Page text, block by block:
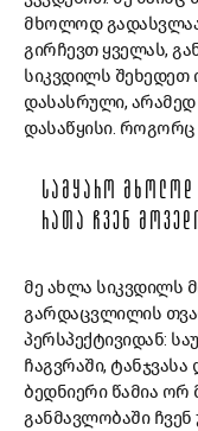
მხოლოდ
გირჩევთ ყველას,
სიკვდილს შეხედეთ
დასასრული,
დასაწყისი.
ᲡᲐᲛᲧᲐᲠᲝ ᲛᲮᲝᲚᲝᲓ
ᲠᲐᲗᲐ ᲩᲕᲔᲜ
მე ახლა სიკვდილს
გარდაცვლილის
პერსპექტივიდან:
ჩაგვრაში,
ბედნიერი წამია ორ
განმავლობაში